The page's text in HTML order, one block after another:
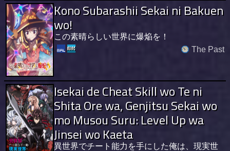
Kono Subarashii Sekai ni Bakuen
wo!
この素晴らしい世界に爆焔を！
The Past
Isekai de Cheat Skill wo Te ni
Shita Ore wa, Genjitsu Sekai wo
mo Musou Suru: Level Up wa
Jinsei wo Kaeta
異世界でチート能力を手にした俺は、現実世